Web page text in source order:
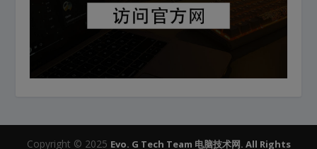
Copyright © 2025 Evo. G Tech Team 电脑技术网. All Rights